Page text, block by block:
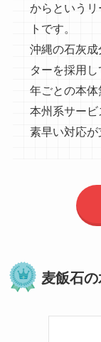
からという
トです。
沖縄の石灰
ターを採用
年ごとの本体
本州系サー
素早い対応が
麦飯石の